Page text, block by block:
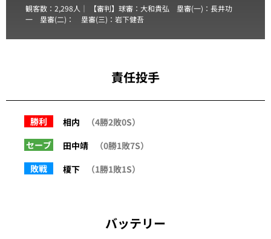
観客数：2,298人｜ 【審判】球審： 大和貴弘 塁審(一)： 長井功
一 塁審(二)： 塁審(三)： 岩下健吾
責任投手
勝利 相内
（4勝2敗0S）
セーブ
田中靖
（0勝1敗7S）
敗戦
榎下 （1勝1敗1S）
バッテリー